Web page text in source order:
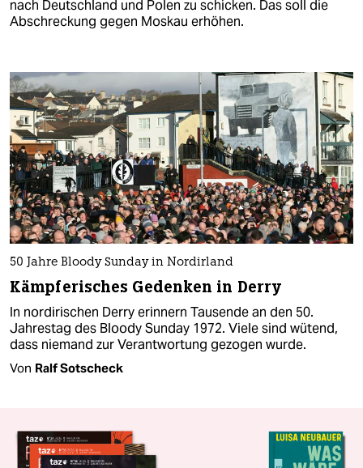
nach Deutschland und Polen zu schicken. Das soll die
Abschreckung gegen Moskau erhöhen.
50 Jahre Bloody Sunday in Nordirland
Kämpferisches Gedenken in Derry
In nordirischen Derry erinnern Tausende an den 50.
Jahrestag des Bloody Sunday 1972. Viele sind wütend,
dass niemand zur Verantwortung gezogen wurde.
Von Ralf Sotscheck